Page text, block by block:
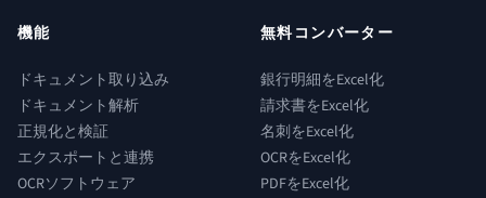
機能
ドキュメント取り込み
ドキュメント解析
正規化と検証
エクスポートと連携
OCRソフトウェア
無料コンバーター
銀行明細をExcel化
請求書をExcel化
名刺をExcel化
OCRをExcel化
PDFをExcel化